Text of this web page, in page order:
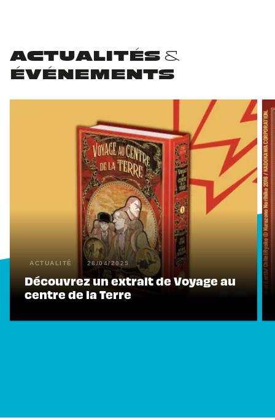
ACTUALITÉS &
ÉVÉNEMENTS
ACTUALITÉ 28/04/2025
Découvrez un extrait de Voyage au
centre de la Terre